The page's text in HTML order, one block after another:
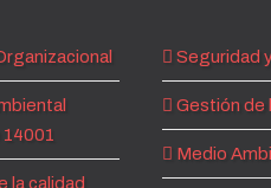
la calidad
Seguridad
Gestión de
Medio